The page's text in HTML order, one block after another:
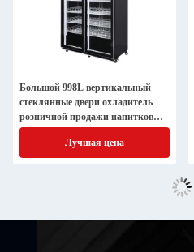
Большой 998L вертикальный
стеклянные двери охладитель
розничной продажи напитков
холодильник витрины
Лучшая цена